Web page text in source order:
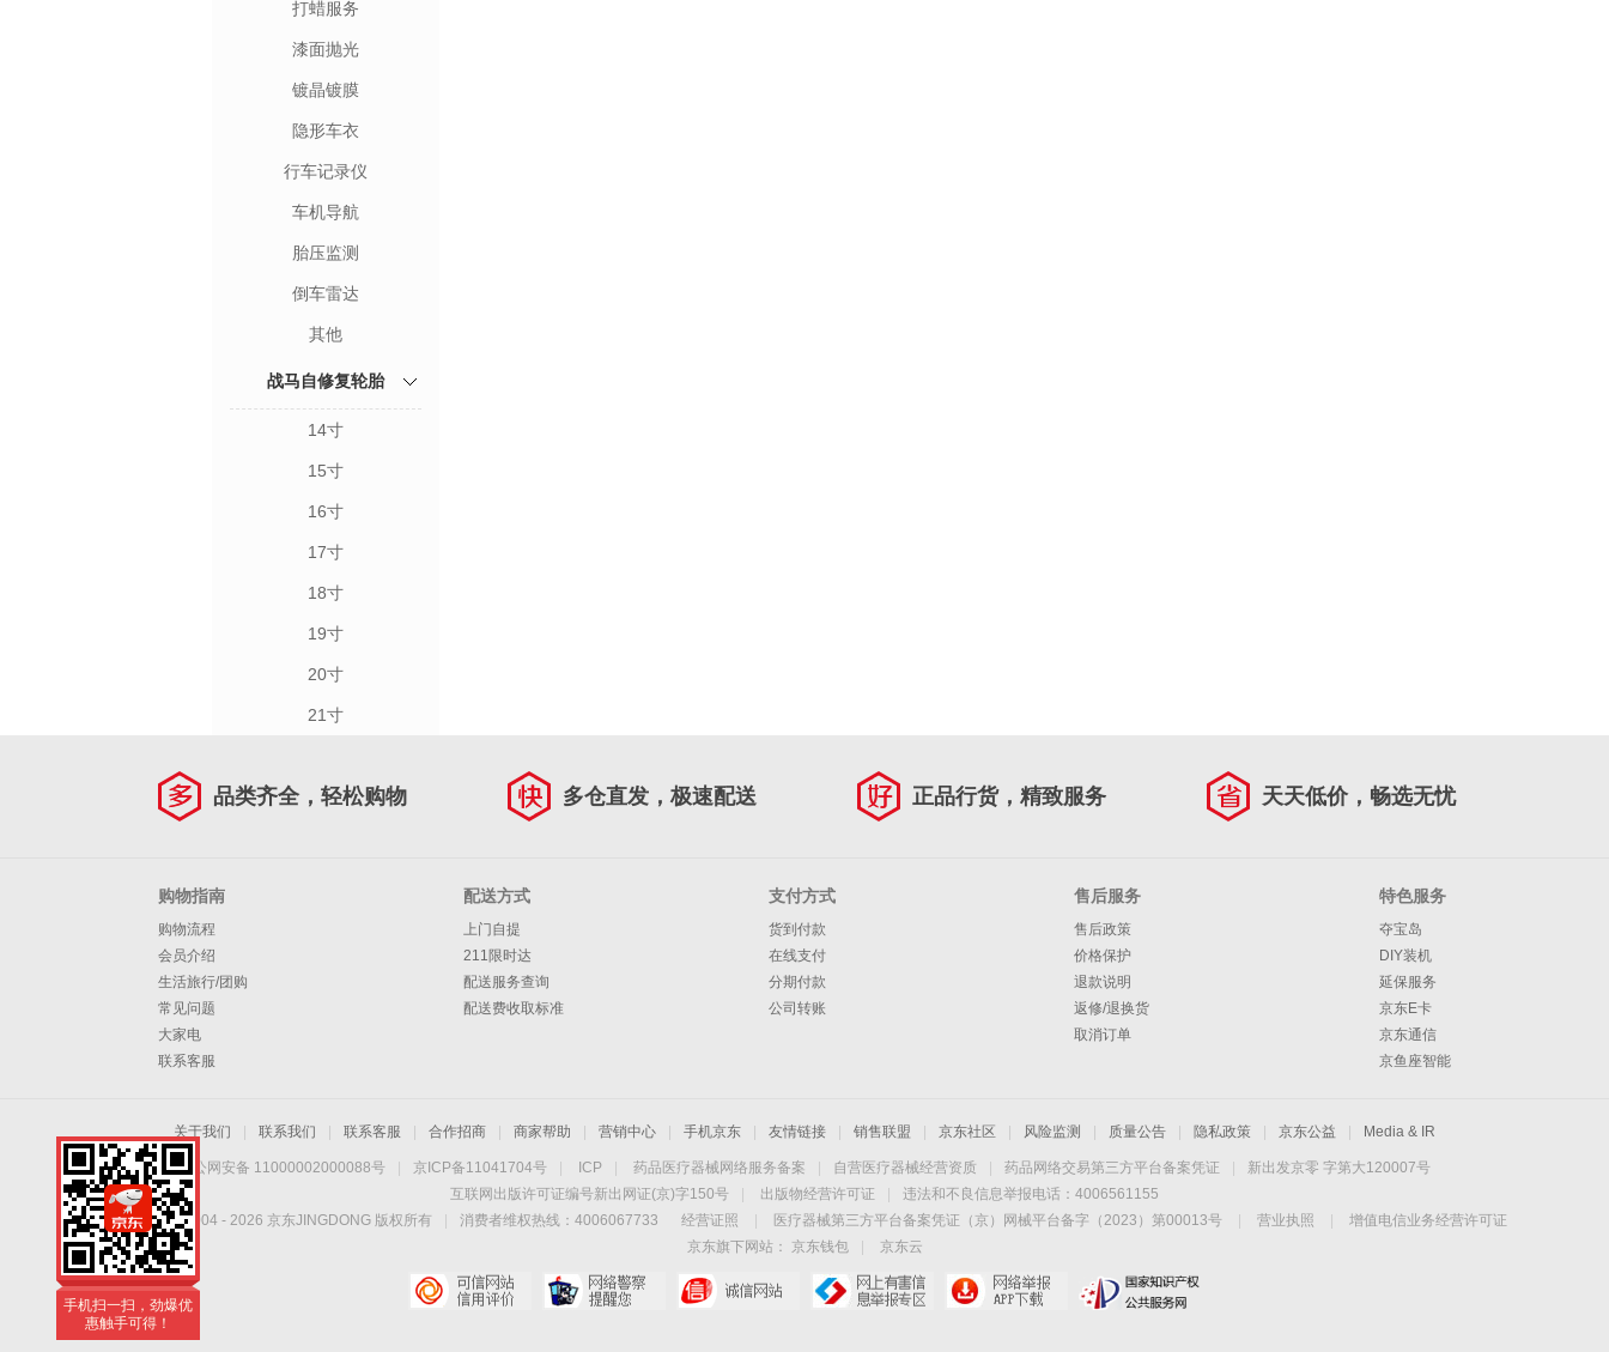
打蜡服务
漆面抛光
镀晶镀膜
隐形车衣
行车记录仪
车机导航
胎压监测
倒车雷达
其他
战马自修复轮胎
14寸
15寸
16寸
17寸
18寸
19寸
20寸
21寸
品类齐全，轻松购物 多仓直发，极速配送 正品行货，精致服务 天天低价，畅选无忧
购物指南
购物流程
会员介绍
生活旅行/团购
常见问题
大家电
联系客服
配送方式
上门自提
211限时达
配送服务查询
配送费收取标准
支付方式
货到付款
在线支付
分期付款
公司转账
售后服务
售后政策
价格保护
退款说明
返修/退换货
取消订单
特色服务
夺宝岛
DIY装机
延保服务
京东E卡
京东通信
京鱼座智能
关于我们 联系我们 联系客服 合作招商 商家帮助 营销中心 手机京东 友情链接 销售联盟 京东社区 风险监测 质量公告 隐私政策 京东公益 Media & IR
京公网安备 11000002000088号 京ICP备11041704号 ICP 药品医疗器械网络服务备案 自营医疗器械经营资质 药品网络交易第三方平台备案凭证
新出发京零 字第大120007号
互联网出版许可证编号新出网证(京)字150号
出版物经营许可证
违法和不良信息举报电话：4006561155
Copyright © 2004 - 2026 京东JINGDONG 版权所有 消费者维权热线：4006067733 经营证照 医疗器械第三方平台备案凭证（京）网械平台备字（2023）第00013号 营业执照
增值电信业务经营许可证
京东旗下网站：
京东钱包 京东云
手机扫一扫，劲爆优
惠触手可得！
手机扫一扫，劲爆优
惠触手可得！